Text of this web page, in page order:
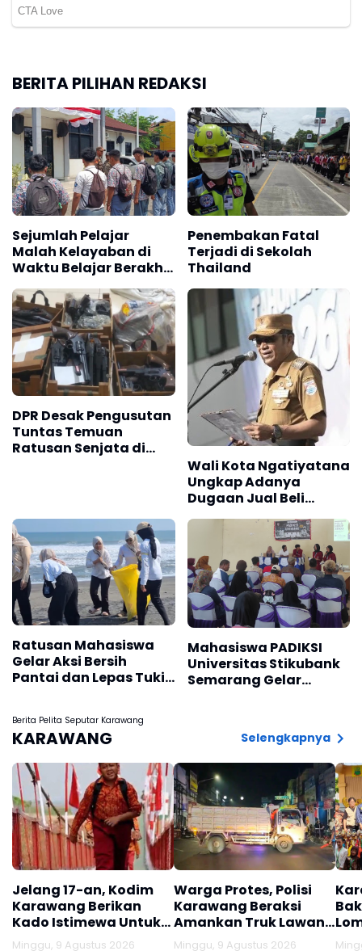
BERITA PILIHAN REDAKSI
Sejumlah Pelajar
Malah Kelayaban di
Waktu Belajar Berakhir
Kena Razia Satpol PP
Karawang
Penembakan Fatal
Terjadi di Sekolah
Thailand
DPR Desak Pengusutan
Tuntas Temuan
Ratusan Senjata di
Wali Kota Ngatiyatana
Ungkap Adanya
Dugaan Jual Beli
Seragam di Sekolah
Ratusan Mahasiswa
Gelar Aksi Bersih
Pantai dan Lepas Tukik
Mahasiswa PADIKSI
Universitas Stikubank
Semarang Gelar
Berita Pelita Seputar Karawang
KARAWANG Selengkapnya
Jelang 17-an, Kodim
Karawang Berikan
Kado Istimewa Untuk
Warga Desa Kalijati
Minggu, 9 Agustus 2026
Warga Protes, Polisi
Karawang Beraksi
Amankan Truk Lawan
Lawan Arus
Minggu, 9 Agustus 2026